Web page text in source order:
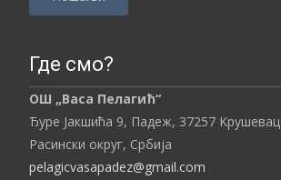
l
a
s
e
l
Где смо?
ОШ „Васа Пелагић“
Ђуре Јакшића 9, Падеж, 37257 Kрушевац
Расински округ, Србија
pelagicvasapadez@gmail.com